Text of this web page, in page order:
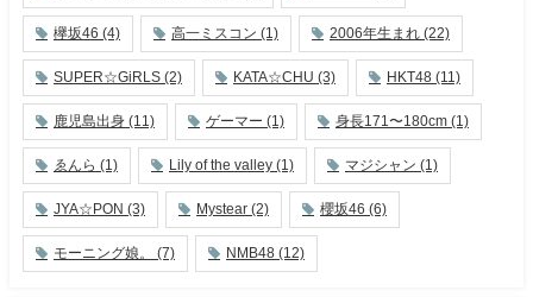
欅坂46 (4) 高一ミスコン (1) 2006年生まれ (22)
SUPER☆GiRLS (2) KATA☆CHU (3) HKT48 (11)
鹿児島出身 (11) ゲーマー (1) 身長171〜180cm (1)
ゑんら (1) Lily of the valley (1) マジシャン (1)
JYA☆PON (3) Mystear (2) 櫻坂46 (6)
モーニング娘。 (7) NMB48 (12)